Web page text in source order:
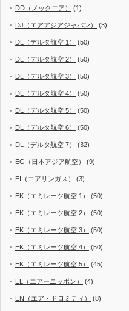
DD（ノックエア） (1)
DJ（エアアジアジャパン） (3)
DL（デルタ航空 1） (50)
DL（デルタ航空 2） (50)
DL（デルタ航空 3） (50)
DL（デルタ航空 4） (50)
DL（デルタ航空 5） (50)
DL（デルタ航空 6） (50)
DL（デルタ航空 7） (32)
EG（日本アジア航空） (9)
EI（エアリンガス） (3)
EK（エミレーツ航空 1） (50)
EK（エミレーツ航空 2） (50)
EK（エミレーツ航空 3） (50)
EK（エミレーツ航空 4） (50)
EK（エミレーツ航空 5） (45)
EL（エアーニッポン） (4)
EN（エア・ドロミティ） (8)